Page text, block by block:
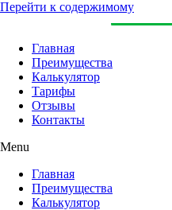
Перейти к содержимому
Главная
Преимущества
Калькулятор
Тарифы
Отзывы
Контакты
Menu
Главная
Преимущества
Калькулятор